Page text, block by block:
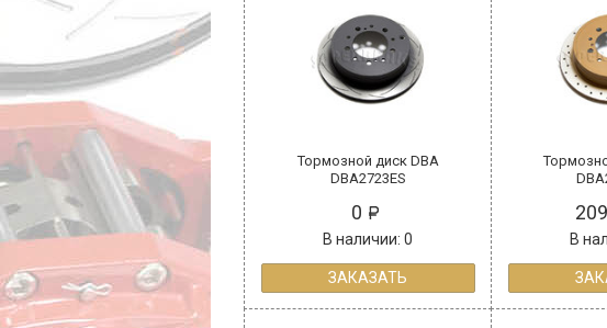
Тормозной диск DBA
DBA2723ES
0
В наличии: 0
ЗАКАЗАТЬ
В